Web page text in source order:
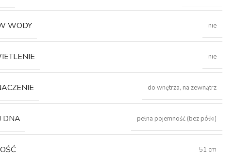
WODY nie
nie
do wnętrza, na zewnątrz
DNA pełna pojemność (bez półki)
51 cm